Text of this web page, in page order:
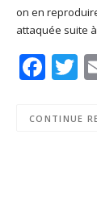
Podcast
RSS FEED
EMBED
on en
attaquée suite
CONTINUE